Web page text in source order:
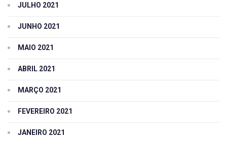
JULHO 2021
JUNHO 2021
MAIO 2021
ABRIL 2021
MARÇO 2021
FEVEREIRO 2021
JANEIRO 2021